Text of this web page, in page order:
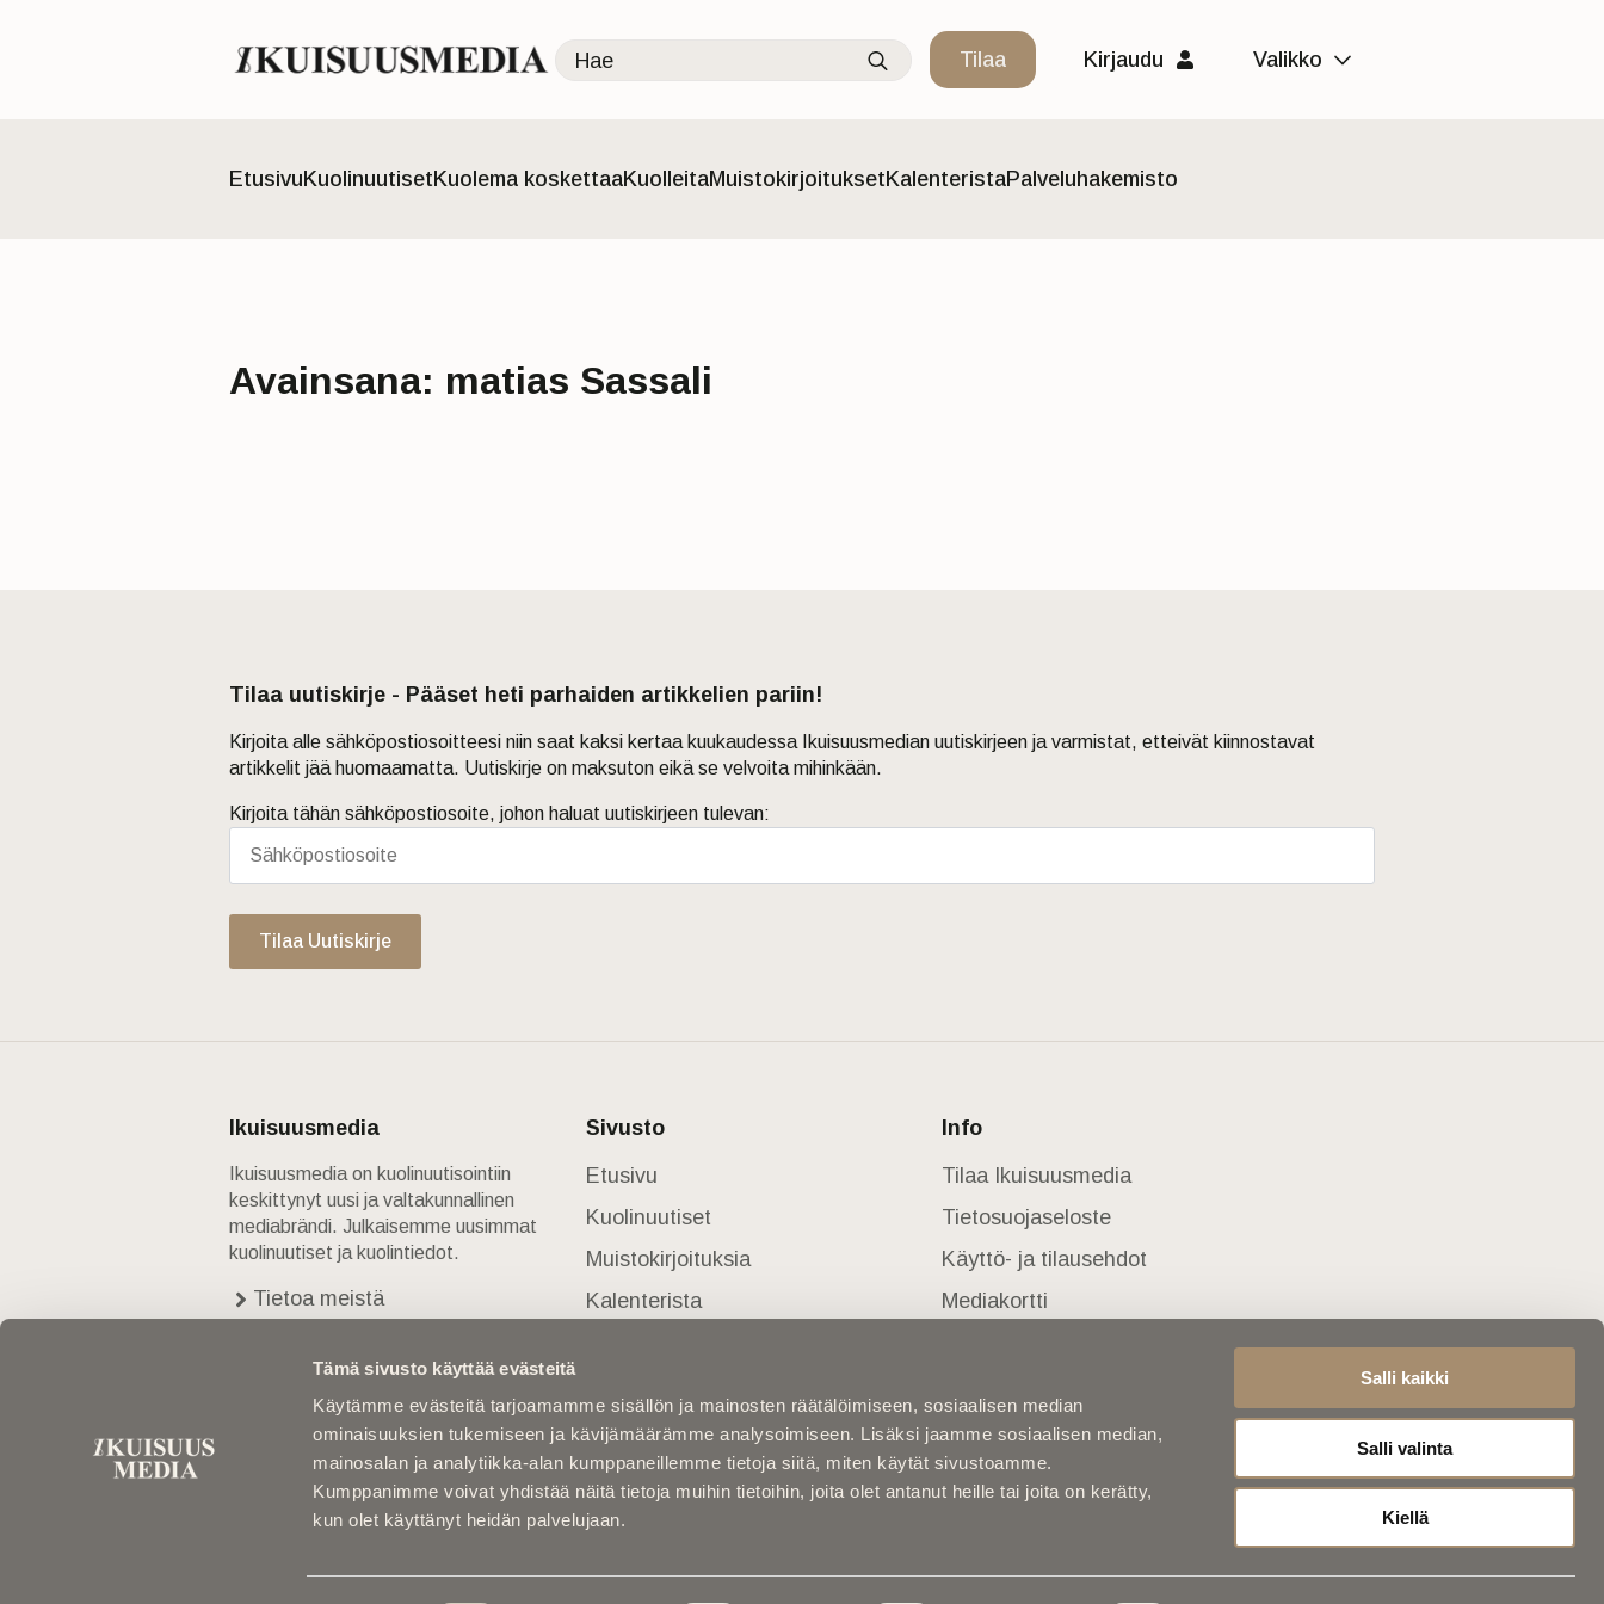
Tämä sivusto käyttää evästeitä
Käytämme evästeitä tarjoamamme sisällön ja mainosten räätälöimiseen, sosiaalisen median
ominaisuuksien tukemiseen ja kävijämäärämme analysoimiseen. Lisäksi jaamme sosiaalisen median,
mainosalan ja analytiikka-alan kumppaneillemme tietoja siitä, miten käytät sivustoamme.
Kumppanimme voivat yhdistää näitä tietoja muihin tietoihin, joita olet antanut heille tai joita on kerätty,
kun olet käyttänyt heidän palvelujaan.
Salli kaikki
Salli valinta
Kiellä
Search
for:
Tilaa Kirjaudu Valikko
Etusivu KuolinuutisetKuolema koskettaaKuolleitaMuistokirjoituksetKalenteristaPalveluhakemisto
Avainsana: matias Sassali
Tilaa uutiskirje - Pääset heti parhaiden artikkelien pariin!
Kirjoita alle sähköpostiosoitteesi niin saat kaksi kertaa kuukaudessa Ikuisuusmedian uutiskirjeen ja varmistat, etteivät kiinnostavat
artikkelit jää huomaamatta. Uutiskirje on maksuton eikä se velvoita mihinkään.
Kirjoita tähän sähköpostiosoite, johon haluat uutiskirjeen tulevan:
Tilaa Uutiskirje
Ikuisuusmedia
Ikuisuusmedia on kuolinuutisointiin
keskittynyt uusi ja valtakunnallinen
mediabrändi. Julkaisemme uusimmat
kuolinuutiset ja kuolintiedot.
Tietoa meistä
Yhteystiedot
Sivusto
Etusivu
Kuolinuutiset
Muistokirjoituksia
Kalenterista
Kuolleita
Info
Tilaa Ikuisuusmedia
Tietosuojaseloste
Käyttö- ja tilausehdot
Mediakortti